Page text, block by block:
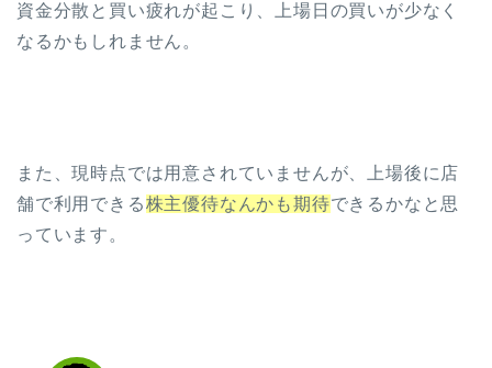
資金分散と買い疲れが起こり、上場日の買いが少なく
なるかもしれません。
また、現時点では用意されていませんが、上場後に店
舗で利用できる株主優待なんかも期待できるかなと思
っています。